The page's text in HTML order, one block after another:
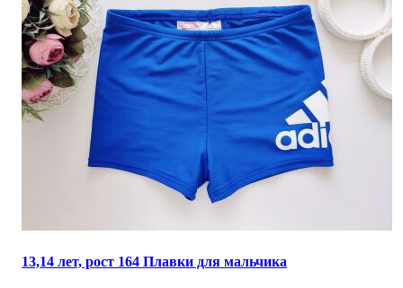
13,14 лет, рост 164 Плавки для мальчика